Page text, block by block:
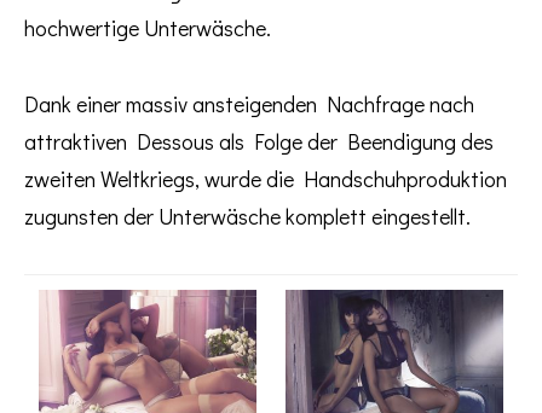
hochwertige Unterwäsche.
Dank einer massiv ansteigenden Nachfrage nach
attraktiven Dessous als Folge der Beendigung des
zweiten Weltkriegs, wurde die Handschuhproduktion
zugunsten der Unterwäsche komplett eingestellt.